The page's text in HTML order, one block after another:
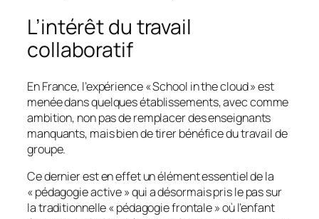
L’intérêt du travail
collaboratif
En France, l’expérience « School in the cloud » est
menée dans quelques établissements, avec comme
ambition, non pas de remplacer des enseignants
manquants, mais bien de tirer bénéfice du travail de
groupe.
Ce dernier est en effet un élément essentiel de la
«pédagogie active» qui a désormais pris le pas sur
la traditionnelle « pédagogie frontale » où l’enfant